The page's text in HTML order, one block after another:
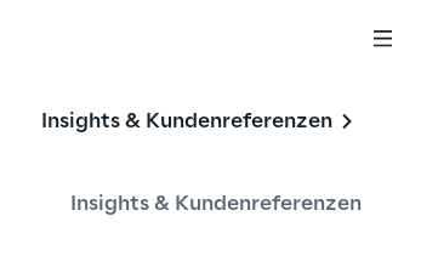
Insights & Kundenreferenzen
Insights & Kundenreferenzen